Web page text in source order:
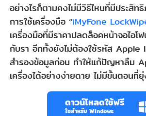
อย่างไรก็ตามคงไม่มีวิธีไหนที่มีประสิท
การใช้เครื่องมือ “iMyFone
เครื่องมือที่มีราคาปลดล็อคหน้าจอไอโ
กับรา อีกทั้งยังไม่ต้องใช้รหัส Apple
สำรองข้อมูลก่อน ทำให้แก้ปัญหาลืม
เครื่องได้อย่างง่ายดาย ไม่มีขั้นตอนที่
ดาวน์โหลดใช้ฟรี
ใชสำหรับ Windows